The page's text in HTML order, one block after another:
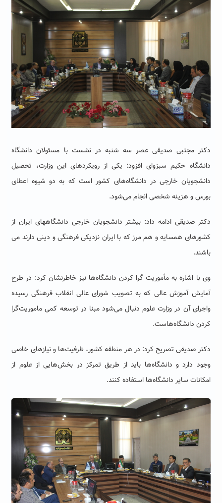
دکتر مجتبی صدیقی عصر سه شنبه در نشست با مسئولان دانشگاه
دانشگاه حکیم سبزوای افزود: یکی از رویکردهای این وزارت، تحصیل
دانشجویان خارجی در دانشگاه‌های کشور است که به دو شیوه اعطای
بورس و هزینه شخصی انجام می‌شود.
دکتر صدیقی ادامه داد: بیشتر دانشجویان خارجی دانشگاههای ایران از
کشورهای همسایه و هم مرز که با ایران نزدیکی فرهنگی و دینی دارند می
باشند.
وی با اشاره به مأموریت گرا کردن دانشگاه‌ها نیز خاطرنشان کرد: در طرح
آمایش آموزش عالی که به تصویب شورای عالی انقلاب فرهنگی رسیده
واجرای آن در وزارت علوم دنبال می‌شود مبنا در توسعه کمی ماموریت‌گرا
کردن دانشگاه‌هاست.
دکتر صدیقی تصریح کرد: در هر منطقه کشور، ظرفیت‌ها و نیازهای خاصی
وجود دارد و دانشگاه‌ها باید از طریق تمرکز در بخش‌هایی از علوم از
امکانات سایر دانشگاه‌ها استفاده کنند.